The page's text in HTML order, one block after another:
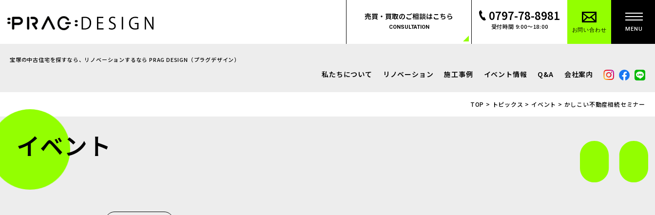
売買・買取のご相談はこちら
CONSULTATION
0797-78-8981
受付時間 9:00～18:00 お問い合わせ MENU
宝塚の中古住宅を探すなら、リノベーションするなら PRAG DESIGN（プラグデザイン）
私たちについて リノベーション 施工事例 イベント情報 Q&A 会社案内
TOP > トピックス > イベント > かしこい不動産相続セミナー
イベント